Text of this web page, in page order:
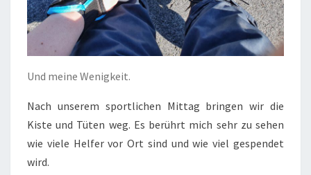
Und meine Wenigkeit.
Nach unserem sportlichen Mittag bringen wir die
Kiste und Tüten weg. Es berührt mich sehr zu sehen
wie viele Helfer vor Ort sind und wie viel gespendet
wird.